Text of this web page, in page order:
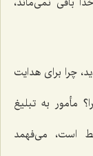
چرا برای هدایت
مأمور به تبلیغ
است، می‌فهمد